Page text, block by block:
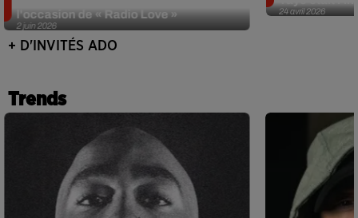
2 juin 2026
l'occasion de « Radio Love »
24 avril 2026
+ D'INVITÉS ADO
Trends